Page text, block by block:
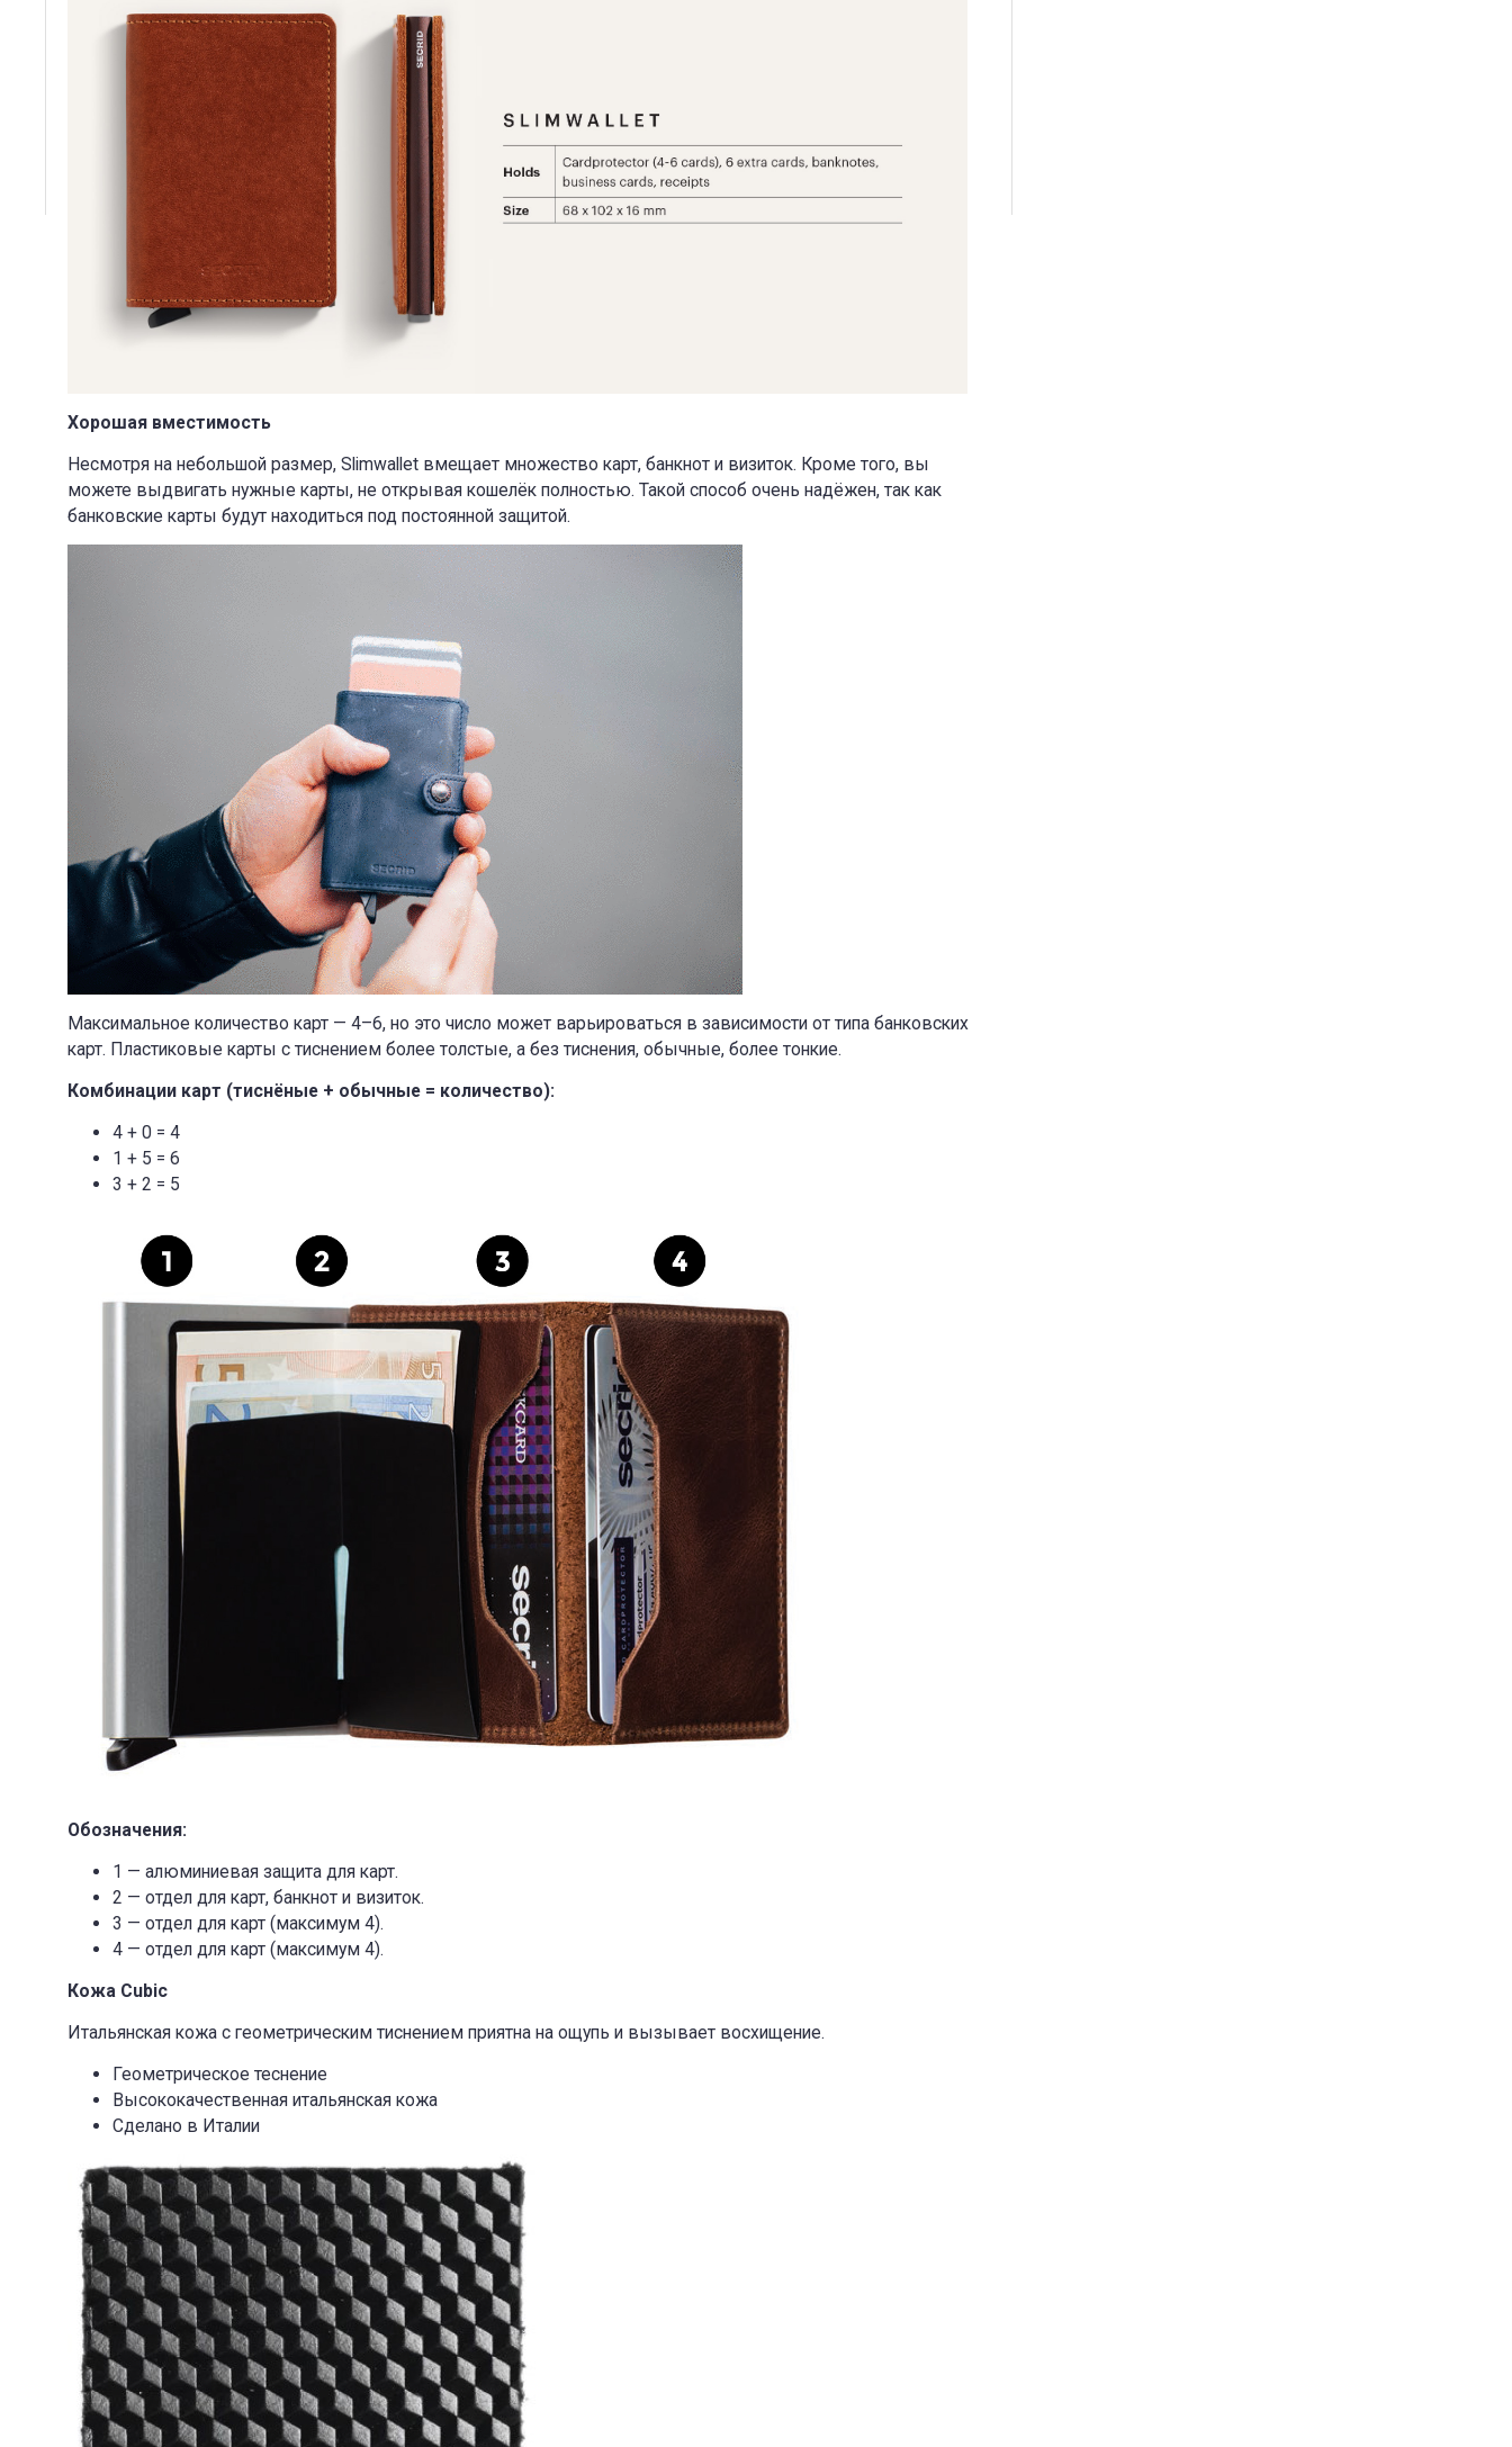
Хорошая вместимость
Несмотря на небольшой размер, Slimwallet вмещает множество карт, банкнот и визиток. Кроме того, вы
можете выдвигать нужные карты, не открывая кошелёк полностью. Такой способ очень надёжен, так как
банковские карты будут находиться под постоянной защитой.
Максимальное количество карт — 4–6, но это число может варьироваться в зависимости от типа банковских
карт. Пластиковые карты с тиснением более толстые, а без тиснения, обычные, более тонкие.
Комбинации карт (тиснёные + обычные = количество):
4 + 0 = 4
1 + 5 = 6
3 + 2 = 5
Обозначения:
1 — алюминиевая защита для карт.
2 — отдел для карт, банкнот и визиток.
3 — отдел для карт (максимум 4).
4 — отдел для карт (максимум 4).
Кожа Cubic
Итальянская кожа с геометрическим тиснением приятна на ощупь и вызывает восхищение.
Геометрическое теснение
Высококачественная итальянская кожа
Сделано в Италии